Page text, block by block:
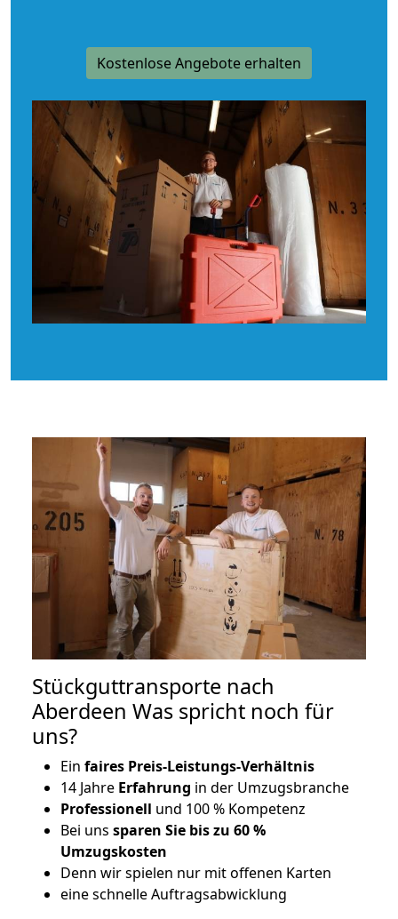
Kostenlose Angebote erhalten
Stückguttransporte nach
Aberdeen Was spricht noch für
uns?
Ein faires Preis-Leistungs-Verhältnis
14 Jahre Erfahrung in der Umzugsbranche
Professionell und 100 % Kompetenz
Bei uns sparen Sie bis zu 60 %
Umzugskosten
Denn wir spielen nur mit offenen Karten
eine schnelle Auftragsabwicklung